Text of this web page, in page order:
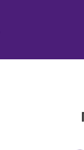
Ремонт